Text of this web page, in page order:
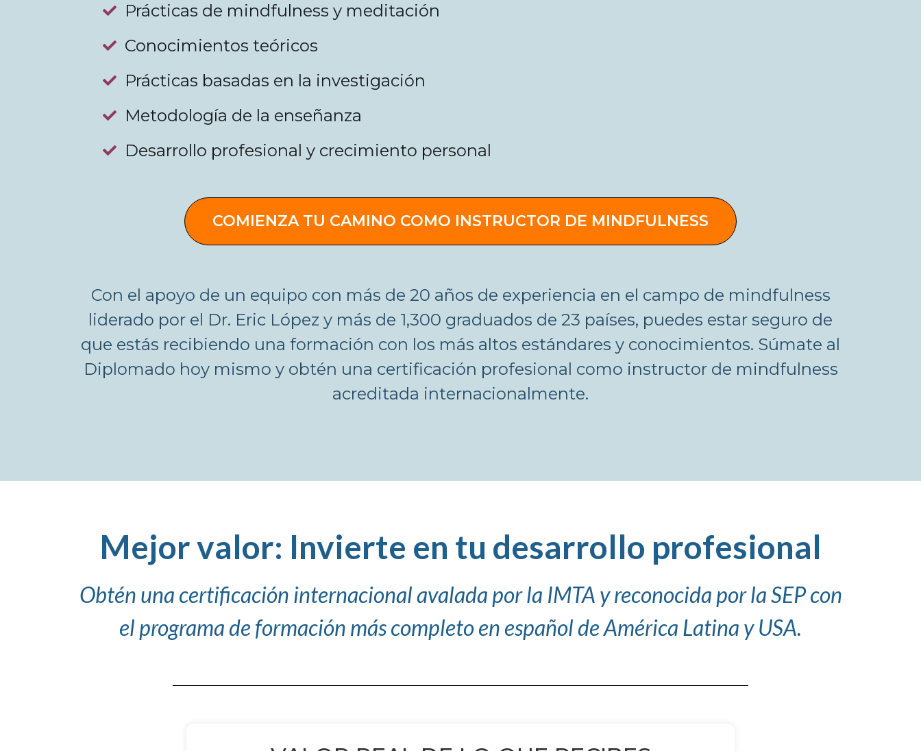
Prácticas de mindfulness y meditación
Conocimientos teóricos
Prácticas basadas en la investigación
Metodología de la enseñanza
Desarrollo profesional y crecimiento personal
COMIENZA TU CAMINO COMO INSTRUCTOR DE MINDFULNESS
Con el apoyo de un equipo con más de 20 años de experiencia en el campo de mindfulness
liderado por el Dr. Eric López y más de 1,300 graduados de 23 países, puedes estar seguro de
que estás recibiendo una formación con los más altos estándares y conocimientos. Súmate al
Diplomado hoy mismo y obtén una certificación profesional como instructor de mindfulness
acreditada internacionalmente.
Mejor valor: Invierte en tu desarrollo profesional
Obtén una certificación internacional avalada por la IMTA y reconocida por la SEP con
el programa de formación más completo en español de América Latina y USA.